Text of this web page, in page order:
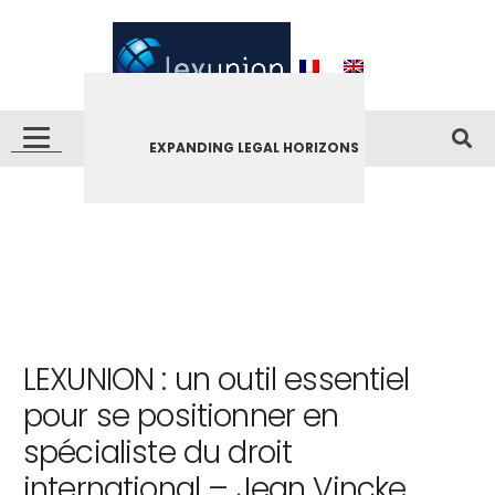
EXPANDING LEGAL HORIZONS
LEXUNION : un outil essentiel
pour se positionner en
spécialiste du droit